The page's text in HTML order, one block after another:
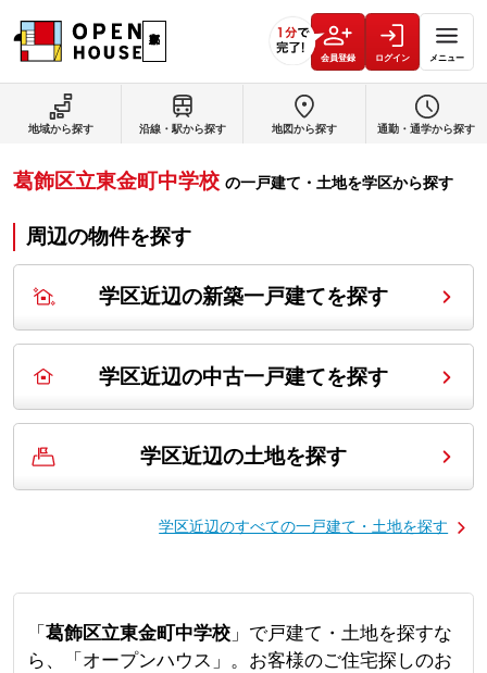
会員登録 ログイン メニュー
地域から探す 沿線・駅から探す 地図から探す 通勤・通学から探す
葛飾区立東金町中学校 の一戸建て・土地を学区から探す
周辺の物件を探す
学区近辺の新築一戸建てを探す
学区近辺の中古一戸建てを探す
学区近辺の土地を探す
学区近辺のすべての一戸建て・土地を探す
「 葛飾区立東金町中学校」で戸建て・土地を探すな
ら、「オープンハウス」。お客様のご住宅探しのお